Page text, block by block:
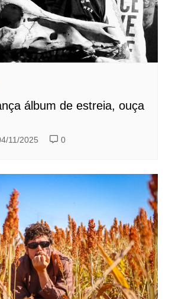
álbum de estreia, ouça
11/2025 0